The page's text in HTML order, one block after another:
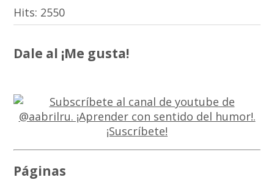
Hits: 2550
Dale al ¡Me gusta!
Páginas